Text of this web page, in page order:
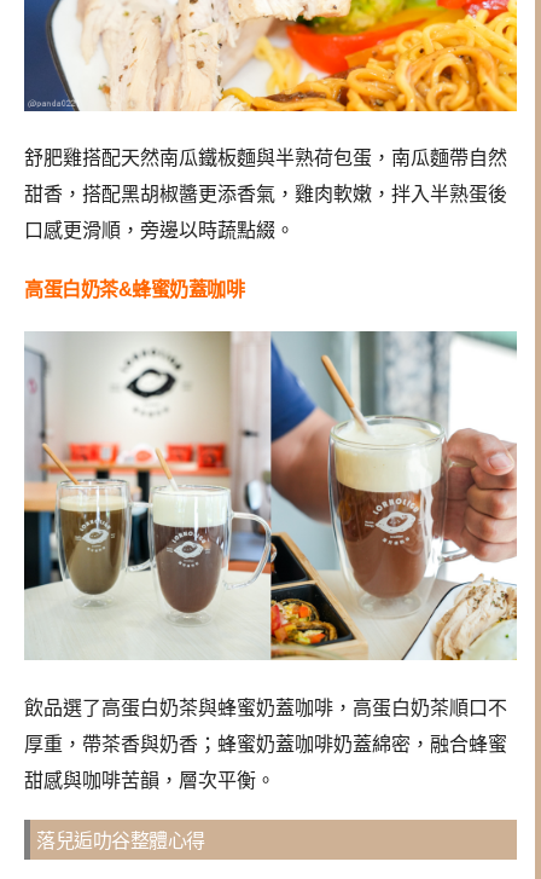
舒肥雞搭配天然南瓜鐵板麵與半熟荷包蛋，南瓜麵帶自然
甜香，搭配黑胡椒醬更添香氣，雞肉軟嫩，拌入半熟蛋後
口感更滑順，旁邊以時蔬點綴。
高蛋白奶茶&蜂蜜奶蓋咖啡
飲品選了高蛋白奶茶與蜂蜜奶蓋咖啡，高蛋白奶茶順口不
厚重，帶茶香與奶香；蜂蜜奶蓋咖啡奶蓋綿密，融合蜂蜜
甜感與咖啡苦韻，層次平衡。
落兒逅叻谷整體心得